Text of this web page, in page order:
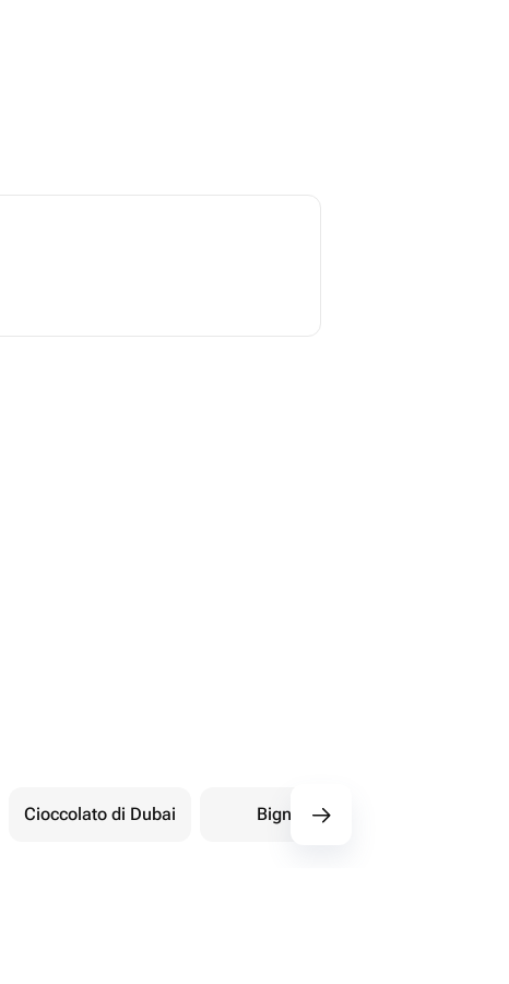
Cioccolato di Dubai Bignè